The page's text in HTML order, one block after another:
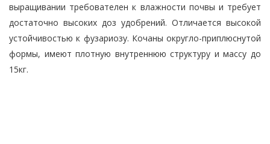
выращивании требователен к влажности почвы и требует
достаточно высоких доз удобрений. Отличается высокой
устойчивостью к фузариозу. Кочаны округло-приплюснутой
формы, имеют плотную внутреннюю структуру и массу до
15кг.